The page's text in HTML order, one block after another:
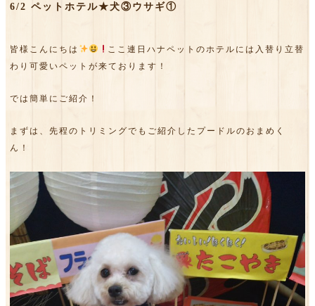
6/2 ペットホテル★犬③ウサギ①
皆様こんにちは
ここ連日ハナペットのホテルには入替り立替
わり可愛いペットが来ております！
では簡単にご紹介！
まずは、先程のトリミングでもご紹介したプードルのおまめく
ん！